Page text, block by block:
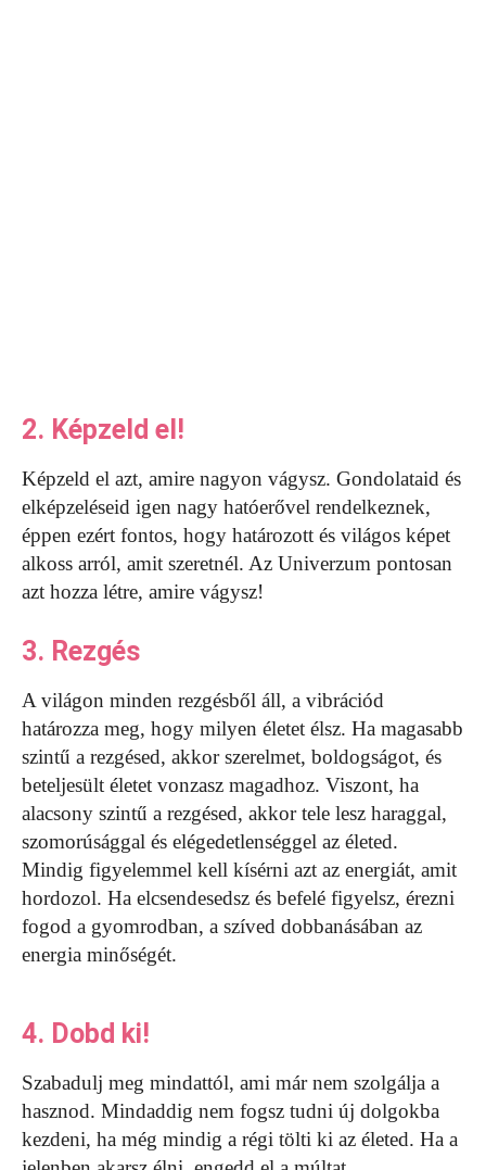
2. Képzeld el!
Képzeld el azt, amire nagyon vágysz. Gondolataid és
elképzeléseid igen nagy hatóerővel rendelkeznek,
éppen ezért fontos, hogy határozott és világos képet
alkoss arról, amit szeretnél. Az Univerzum pontosan
azt hozza létre, amire vágysz!
3. Rezgés
A világon minden rezgésből áll, a vibrációd
határozza meg, hogy milyen életet élsz. Ha magasabb
szintű a rezgésed, akkor szerelmet, boldogságot, és
beteljesült életet vonzasz magadhoz. Viszont, ha
alacsony szintű a rezgésed, akkor tele lesz haraggal,
szomorúsággal és elégedetlenséggel az életed.
Mindig figyelemmel kell kísérni azt az energiát, amit
hordozol. Ha elcsendesedsz és befelé figyelsz, érezni
fogod a gyomrodban, a szíved dobbanásában az
energia minőségét.
4. Dobd ki!
Szabadulj meg mindattól, ami már nem szolgálja a
hasznod. Mindaddig nem fogsz tudni új dolgokba
kezdeni, ha még mindig a régi tölti ki az életed. Ha a